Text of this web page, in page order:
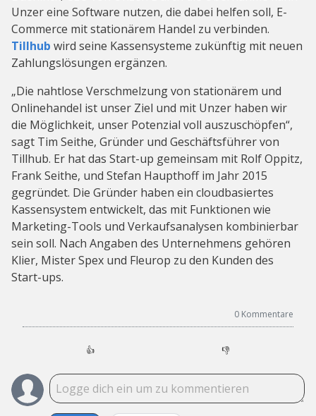
Unzer eine Software nutzen, die dabei helfen soll, E-
Commerce mit stationärem Handel zu verbinden.
Tillhub wird seine Kassensysteme zukünftig mit neuen
Zahlungslösungen ergänzen.
„Die nahtlose Verschmelzung von stationärem und
Onlinehandel ist unser Ziel und mit Unzer haben wir
die Möglichkeit, unser Potenzial voll auszuschöpfen“,
sagt Tim Seithe, Gründer und Geschäftsführer von
Tillhub. Er hat das Start-up gemeinsam mit Rolf Oppitz,
Frank Seithe, und Stefan Haupthoff im Jahr 2015
gegründet. Die Gründer haben ein cloudbasiertes
Kassensystem entwickelt, das mit Funktionen wie
Marketing-Tools und Verkaufsanalysen kombinierbar
sein soll. Nach Angaben des Unternehmens gehören
Klier, Mister Spex und Fleurop zu den Kunden des
Start-ups.
0 Kommentare
👍 👎